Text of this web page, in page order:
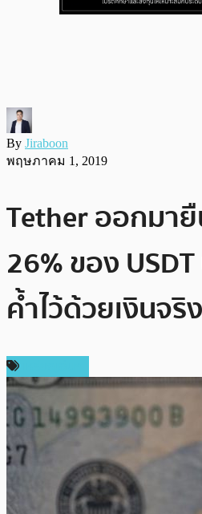
By Jiraboon
พฤษภาคม 1, 2019
Tether ออกมา
26% ของ
ค้ำไว้ด้วยเงินจริง